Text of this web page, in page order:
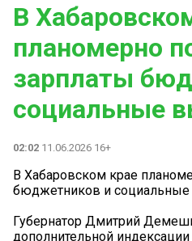
В
планомерно
зарплаты
социальные
02:02 11.06.2026 16+
В Хабаровском крае
бюджетников и
Губернатор Дмитрий
дополнительной